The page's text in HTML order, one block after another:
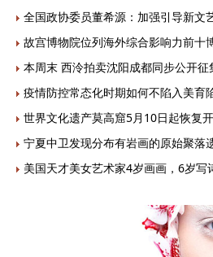
全国政协委员董希源：加强引导新文
故宫博物院位列海外综合影响力前十
本周末 西泠拍卖沈阳成都同步公开征
疫情防控常态化时期如何不陷入美育
世界文化遗产莫高窟5月10日起恢复
宁夏中卫发现分布有岩画的原始聚落
美国天才美女艺术家4岁画画，6岁写